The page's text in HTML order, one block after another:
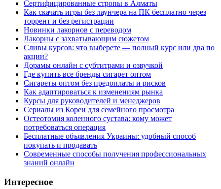
Сертифицированные стропы в Алматы
Как скачать игры без лаунчера на ПК бесплатно через
торрент и без регистрации
Новинки лакорнов с переводом
Лакорны с захватывающим сюжетом
Сливы курсов: что выберете — полный курс или два по
акции?
Дорамы онлайн с субтитрами и озвучкой
Где купить все бренды сигарет оптом
Сигареты оптом без предоплаты и рисков
Как адаптироваться к изменениям рынка
Курсы для руководителей и менеджеров
Сериалы из Кореи для семейного просмотра
Остеотомия коленного сустава: кому может
потребоваться операция
Бесплатные объявления Украины: удобный способ
покупать и продавать
Современные способы получения профессиональных
знаний онлайн
Интересное